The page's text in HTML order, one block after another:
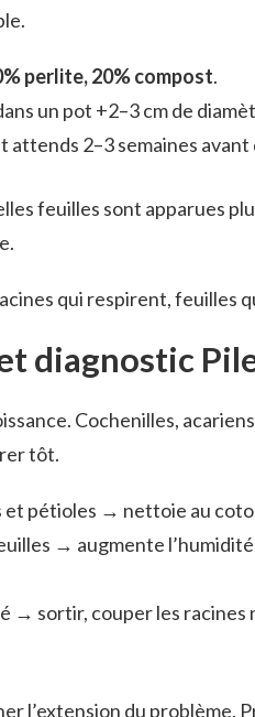
perlite, 20% compost.
un pot +2–3 cm de
2–3 semaines avant
feuilles sont apparues
qui respirent, feuilles
diagnostic
Cochenilles,
tôt.
et pétioles → nettoie au
→ augmente
→ sortir, couper les racines
l’extension du problème.